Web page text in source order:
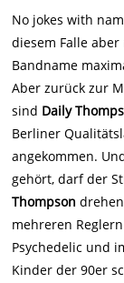
No jokes with
diesem Falle
Bandname
Aber zurück zur
sind Daily
Berliner
angekommen.
gehört, darf der
Thompson
mehreren
Psychedelic und
Kinder der 90er